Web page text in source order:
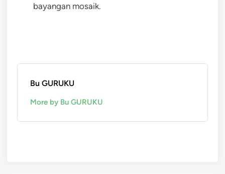
bayangan mosaik.
Bu GURUKU
More by Bu GURUKU